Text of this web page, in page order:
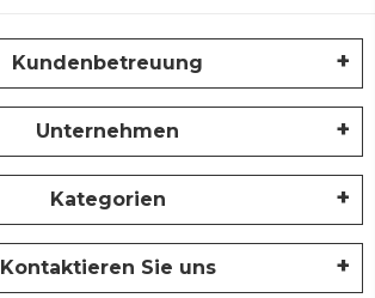
Kundenbetreuung
Unternehmen
Kategorien
Kontaktieren Sie uns